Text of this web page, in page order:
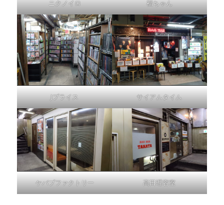
ニクノイロ 福ちゃん
Jプライス サイアムタイム
ケバブファクトリー 高田理容室